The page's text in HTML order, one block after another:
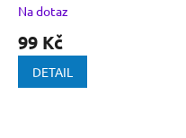
Na dotaz
99 Kč
DETAIL